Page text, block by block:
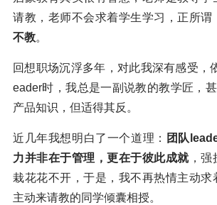
请教，老师不会求着学生学习，正所谓
不教。
回想职场沉浮多年，对此我深有感受，
eader时，我总是一副说教的教学匠，甚
产品知识，但适得其反。
近几年我想明白了一个道理：
团队
力并非在于管理，更在于彼此成就，强
栽花花不开，于是，我不再热情主动求
主动来请教的同学倾囊相授。